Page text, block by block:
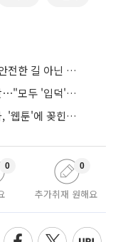
스트레이 키즈, 이것저것 '다 된다'⋯"안전한 길 아닌 도전이 재밌어"
나우즈, 올여름 물들일 '제로섹시'의 맛⋯"모두 '입덕'시킬 것"
공효진도, 신민아도 택했다⋯K-드라마, '웹툰'에 꽂힌 이유
0
추가취재 원해요
0